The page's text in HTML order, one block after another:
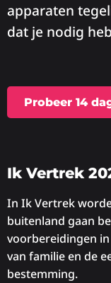
apparaten
dat je nodig
Probeer 14
Ik Vertrek
In Ik Vertrek
buitenland gaan
voorbereidingen
van familie en de
bestemming.